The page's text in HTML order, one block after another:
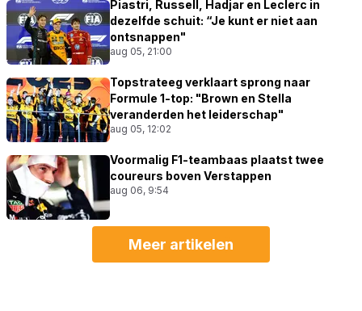
Piastri, Russell, Hadjar en Leclerc in
dezelfde schuit: “Je kunt er niet aan
ontsnappen"
aug 05, 21:00
Topstrateeg verklaart sprong naar
Formule 1-top: "Brown en Stella
veranderden het leiderschap"
aug 05, 12:02
Voormalig F1-teambaas plaatst twee
coureurs boven Verstappen
aug 06, 9:54
Meer artikelen